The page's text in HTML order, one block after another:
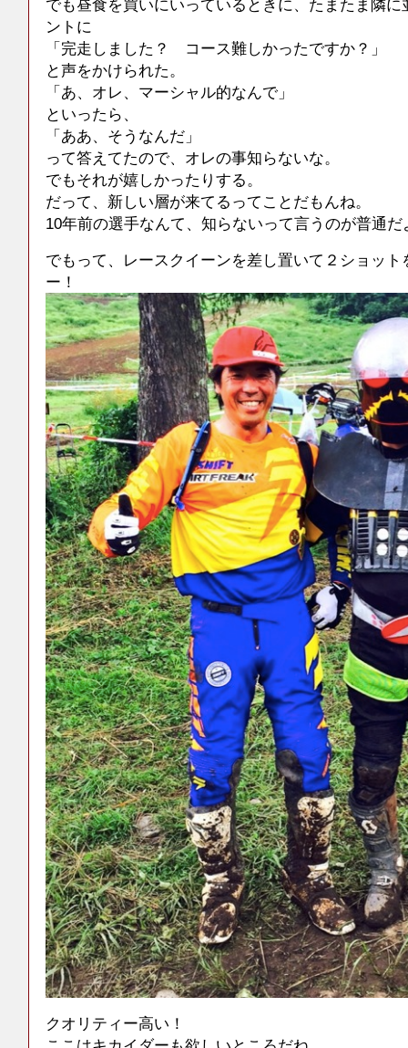
でも昼食を買いにいっているときに、たまたま隣
ントに
「完走しました？ コース難しかったですか？」
と声をかけられた。
「あ、オレ、マーシャル的なんで」
といったら、
「ああ、そうなんだ」
って答えてたので、オレの事知らないな。
でもそれが嬉しかったりする。
だって、新しい層が来てるってことだもんね。
10年前の選手なんて、知らないって言うのが普通だ
でもって、レースクイーンを差し置いて２ショッ
ー！
クオリティー高い！